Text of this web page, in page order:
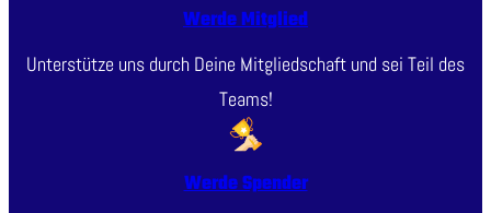
Werde Mitglied
Unterstütze uns durch Deine Mitgliedschaft und sei Teil des
Teams!
Werde Spender